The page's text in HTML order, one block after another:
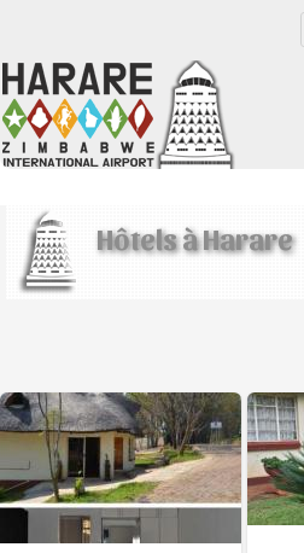
Hôtels à Harare
5 avis